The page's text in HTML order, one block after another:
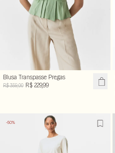
Blusa Transpasse Pregas
R$ 359,00 R$ 229,99
-50%